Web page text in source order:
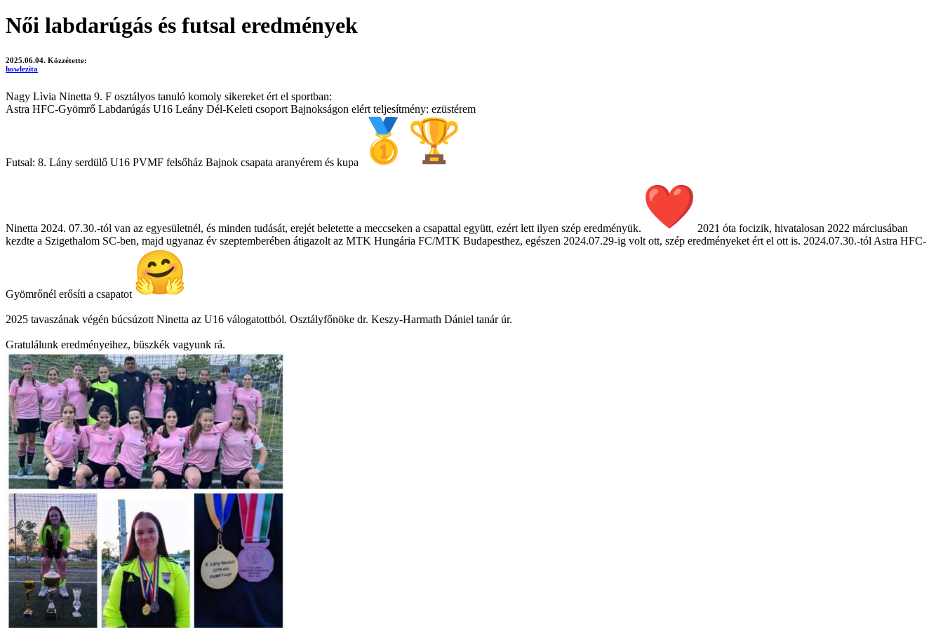
Női labdarúgás és futsal eredmények
2025.06.04. Közzétette:
howlezita
Nagy Lìvia Ninetta 9. F osztályos tanuló komoly sikereket ért el sportban:
Astra HFC-Gyömrő Labdarúgás U16 Leány Dél-Keleti csoport Bajnokságon elért teljesítmény: ezüstérem
Futsal: 8. Lány serdülő U16 PVMF felsőház Bajnok csapata aranyérem és kupa
Ninetta 2024. 07.30.-tól van az egyesületnél, és minden tudását, erejét beletette a meccseken a csapattal együtt, ezért lett ilyen szép eredményük.
2021 óta focizik, hivatalosan 2022 márciusában
kezdte a Szigethalom SC-ben, majd ugyanaz év szeptemberében átigazolt az MTK Hungária FC/MTK Budapesthez, egészen 2024.07.29-ig volt ott, szép eredményeket ért el ott is. 2024.07.30.-tól Astra HFC-
Gyömrőnél erősíti a csapatot
2025 tavaszának végén búcsúzott Ninetta az U16 válogatottból. Osztályfőnöke dr. Keszy-Harmath Dániel tanár úr.
Gratulálunk eredményeihez, büszkék vagyunk rá.